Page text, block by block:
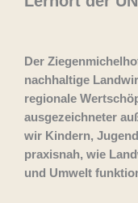
Der
nachhaltige
regionale
ausgezeichneter
wir Kindern,
praxisnah, wie
und Umwelt